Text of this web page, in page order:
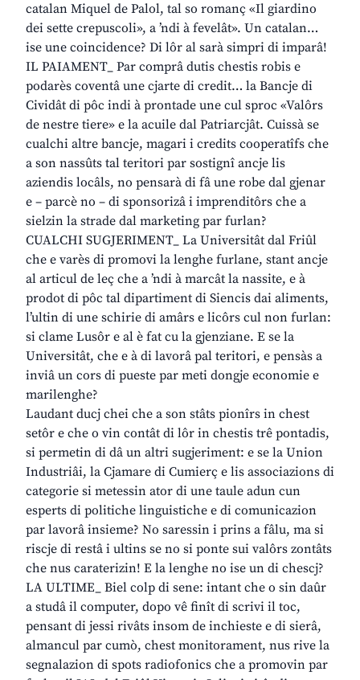
catalan Miquel de Palol, tal so romanç «Il giardino
dei sette crepuscoli», a ’ndi à fevelât». Un catalan…
ise une coincidence? Di lôr al sarà simpri di imparâ!
IL PAIAMENT_ Par comprâ dutis chestis robis e
podarès coventâ une cjarte di credit… la Bancje di
Cividât di pôc indi à prontade une cul sproc «Valôrs
de nestre tiere» e la acuile dal Patriarcjât. Cuissà se
cualchi altre bancje, magari i credits cooperatîfs che
a son nassûts tal teritori par sostignî ancje lis
aziendis locâls, no pensarà di fâ une robe dal gjenar
e – parcè no – di sponsorizâ i imprenditôrs che a
sielzin la strade dal marketing par furlan?
CUALCHI SUGJERIMENT_ La Universitât dal Friûl
che e varès di promovi la lenghe furlane, stant ancje
al articul de leç che a ’ndi à marcât la nassite, e à
prodot di pôc tal dipartiment di Siencis dai aliments,
l’ultin di une schirie di amârs e licôrs cul non furlan:
si clame Lusôr e al è fat cu la gjenziane. E se la
Universitât, che e à di lavorâ pal teritori, e pensàs a
inviâ un cors di pueste par meti dongje economie e
marilenghe?
Laudant ducj chei che a son stâts pionîrs in chest
setôr e che o vin contât di lôr in chestis trê pontadis,
si permetin di dâ un altri sugjeriment: e se la Union
Industriâi, la Cjamare di Cumierç e lis associazions di
categorie si metessin ator di une taule adun cun
esperts di politiche linguistiche e di comunicazion
par lavorâ insieme? No saressin i prins a fâlu, ma si
riscje di restâ i ultins se no si ponte sui valôrs zontâts
che nus caraterizin! E la lenghe no ise un di chescj?
LA ULTIME_ Biel colp di sene: intant che o sin daûr
a studâ il computer, dopo vê finît di scrivi il toc,
pensant di jessi rivâts insom de inchieste e di sierâ,
almancul par cumò, chest monitorament, nus rive la
segnalazion di spots radiofonics che a promovin par